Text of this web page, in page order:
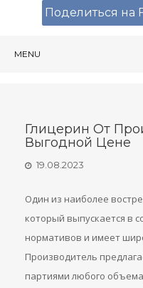
MENU
Глицерин От
Выгодной Цене
19.08.2023
Один из наиболее
который выпускается в
нормативов и имеет
Производитель
партиями любого
Поделиться на